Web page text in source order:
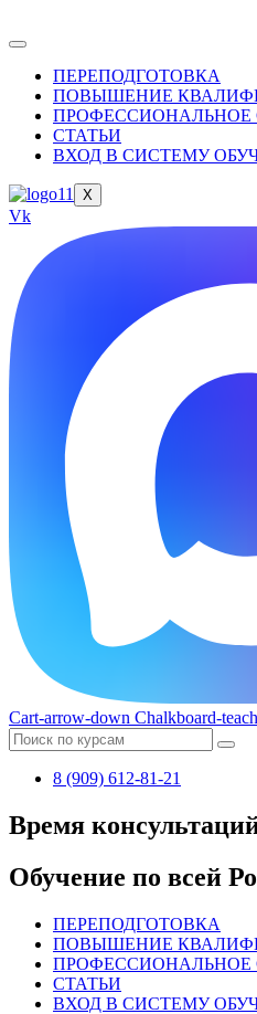
ПЕРЕПОДГОТОВКА
ПОВЫШЕНИЕ
ПРОФЕССИОНАЛЬНОЕ
СТАТЬИ
ВХОД В СИСТЕМУ
X
Vk
Cart-arrow-down Chalkboard-
8 (909) 612-81-21
Время
Обучение по всей
ПЕРЕПОДГОТОВКА
ПОВЫШЕНИЕ
ПРОФЕССИОНАЛЬНОЕ
СТАТЬИ
ВХОД В СИСТЕМУ